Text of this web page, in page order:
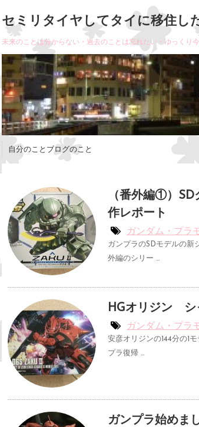
セミリタイヤしてタイに移住し
未来のことは分からない・過去のことは忘れたい・ゆっくり
自分のことブログのこと
（番外編①）
作レポート
ガンダム・プラ
ガンプラのSDモデルの
外編のシリー …
HGオリジン シ
ガンダム・プラ
安彦オリジンの144分の1
プラ復帰 …
ガンプラ始めま